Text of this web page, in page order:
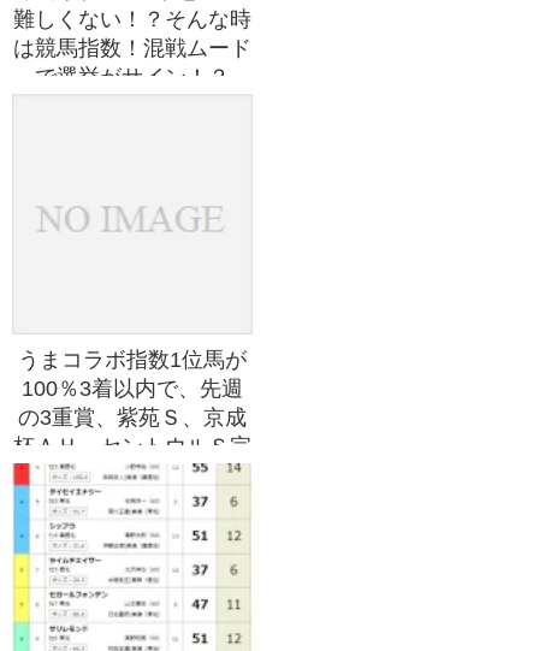
難しくない！？そんな時
は競馬指数！混戦ムード
で選挙がサイン！？
うまコラボ指数1位馬が
100％3着以内で、先週
の3重賞、紫苑Ｓ、京成
杯ＡＨ、セントウルＳ完
全的中！